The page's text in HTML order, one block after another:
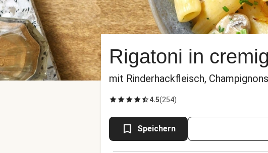
Rigatoni in
mit Rinderhackfleisch,
4.5(254)
Speichern